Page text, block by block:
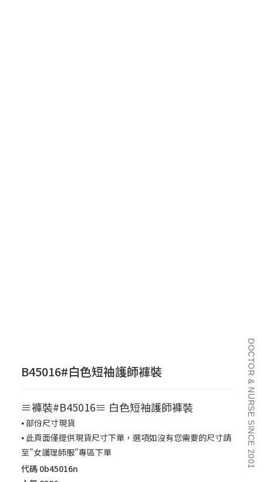
B45016#白色短袖護師褲裝
≡褲裝#B45016≡ 白色短袖護師褲裝
⦁ 部份尺寸現貨
⦁ 此頁面僅提供現貨尺寸下單，選項如沒有您需要的尺寸請
至"女護理師服"專區下單
代碼 0b45016n
DOCTOR & NURSE SINCE 2001